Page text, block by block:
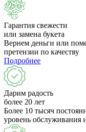
Гарантия свежести
или замена букета
Вернем деньги или
претензии по качеству
Подробнее
Дарим радость
более 20 лет
Более 10 тысяч
уровень обслуживания